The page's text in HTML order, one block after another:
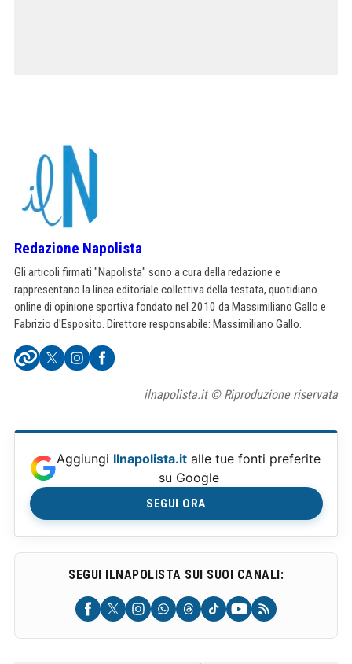
Redazione Napolista
Gli articoli firmati "Napolista" sono a cura della redazione e
rappresentano la linea editoriale collettiva della testata, quotidiano
online di opinione sportiva fondato nel 2010 da Massimiliano Gallo e
Fabrizio d'Esposito. Direttore responsabile: Massimiliano Gallo.
ilnapolista.it © Riproduzione riservata
Aggiungi Ilnapolista.it alle tue fonti preferite
su Google
SEGUI ORA
SEGUI ILNAPOLISTA SUI SUOI CANALI: